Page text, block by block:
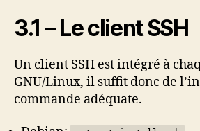
3.1 – Le client SSH
Un client SSH est intégré à
GNU/Linux, il suffit donc de
commande adéquate.